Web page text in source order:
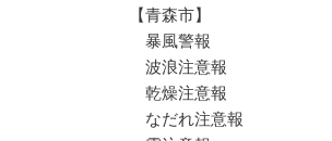
【青森市】
暴風警報
波浪注意報
乾燥注意報
なだれ注意報